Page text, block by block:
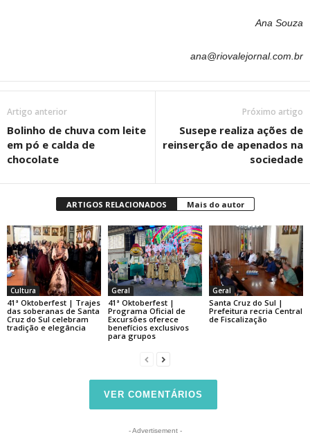
Ana Souza
ana@riovalejornal.com.br
Artigo anterior
Bolinho de chuva com leite
em pó e calda de
chocolate
Próximo artigo
Susepe realiza ações de
reinserção de apenados na
sociedade
ARTIGOS RELACIONADOS Mais do autor
Cultura
41ª Oktoberfest | Trajes
das soberanas de Santa
Cruz do Sul celebram
tradição e elegância
Geral
41ª Oktoberfest |
Programa Oficial de
Excursões oferece
benefícios exclusivos
para grupos
Geral
Santa Cruz do Sul |
Prefeitura recria Central
de Fiscalização
VER COMENTÁRIOS
- Advertisement -